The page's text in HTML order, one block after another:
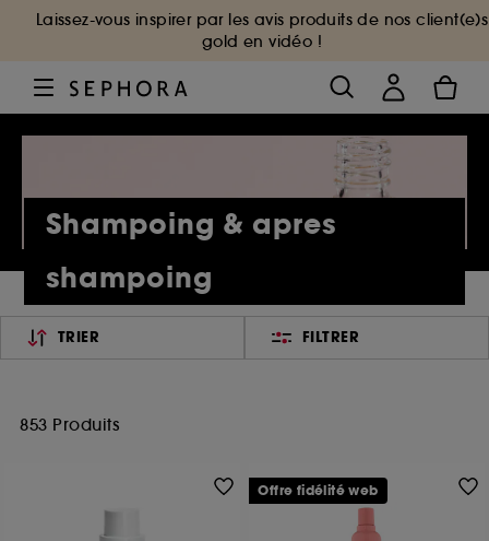
Laissez-vous inspirer par les avis produits de nos client(e)s
gold en vidéo !
Shampoing & apres
shampoing
TRIER FILTRER
853 Produits
Offre fidélité web